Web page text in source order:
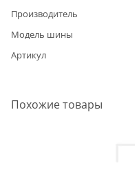
Производитель
Модель шины
Артикул
Похожие товары